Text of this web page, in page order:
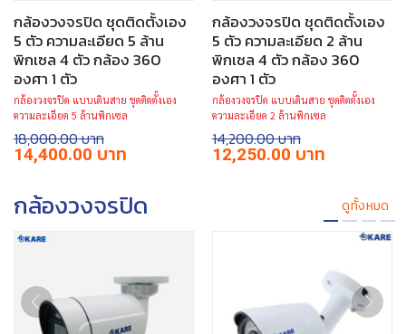
กล้องวงจรปิด ชุดติดตั้งเอง
5 ตัว ความละเอียด 5 ล้าน
พิกเซล 4 ตัว กล้อง 360
องศา 1 ตัว
18,000.00
Original
price
14,400.00 Current
price
กล้องวงจรปิด แบบเดินสาย ชุดติดตั้งเอง
ความละเอียด 5 ล้านพิกเซล
กล้องวงจรปิด ชุดติดตั้งเอง
5 ตัว ความละเอียด 2 ล้าน
พิกเซล 4 ตัว กล้อง 360
องศา 1 ตัว
14,200.00
Original
price
12,250.00 Current
price
กล้องวงจรปิด แบบเดินสาย ชุดติดตั้งเอง
ความละเอียด 2 ล้านพิกเซล
กล้องวงจรปิด ดูทั้งหมด